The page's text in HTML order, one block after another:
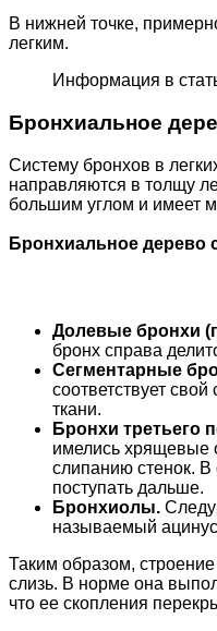
В нижней точке,
легким.
Информация в
Бронхиальное
Систему бронхов в
направляются в толщу
большим углом и имеет
Бронхиальное дерево
Долевые бронхи
бронх справа
Сегментарные
соответствует
ткани.
Бронхи третьего
имелись хрящевые
слипанию стенок. В
поступать дальше.
Бронхиолы.
называемый
Таким образом,
слизь. В норме она
что ее скопления